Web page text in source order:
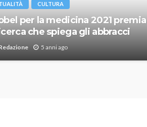
CULTURA
per la medicina 2021 premia
che spiega gli abbracci
5 anni ago